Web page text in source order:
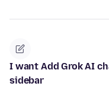
I want Add Grok AI
sidebar